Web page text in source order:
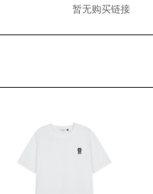
暂无购买链接